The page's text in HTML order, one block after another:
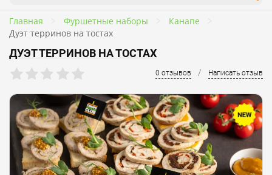
Главная Фуршетные наборы
Канапе
Дуэт терринов на тостах
ДУЭТ ТЕРРИНОВ НА ТОСТАХ
0 отзывов / Написать отзыв